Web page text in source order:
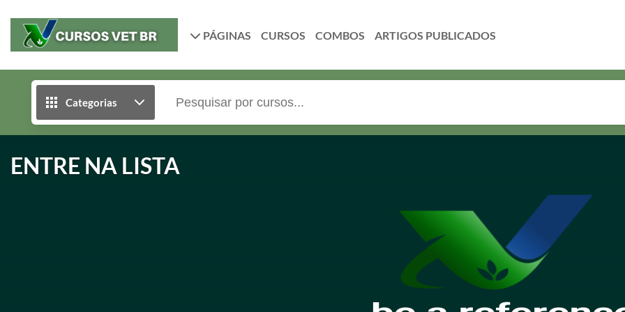
PÁGINAS CURSOS COMBOS
Categorias
ENTRE NA LISTA